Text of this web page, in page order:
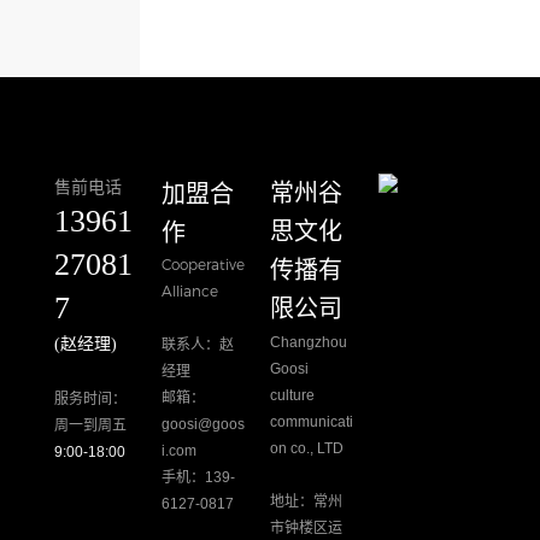
售前电话
13961
27081
7
(赵经理)
服务时间：
周一到周五
9:00-18:00
加盟合
作
Cooperative
Alliance
联系人：赵
经理
邮箱：
goosi@goos
i.com
手机：139-
6127-0817
​常州谷
思文化
传播有
限公司
Changzhou
Goosi
culture
communicati
on co., LTD
地址：常州
市钟楼区运